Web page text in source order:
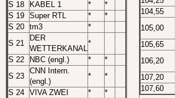
S 18 KABEL 1 *
*
S 19 Super RTL *
*
S 20 tm3
*
S 21
DER
WETTERKANAL
*
S 22
NBC (engl.) *
*
S 23
CNN Intern.
(engl.)
*
*
S 24 VIVA ZWEI *
*
104,55
105,00
105,65
106,20
107,20
107,60